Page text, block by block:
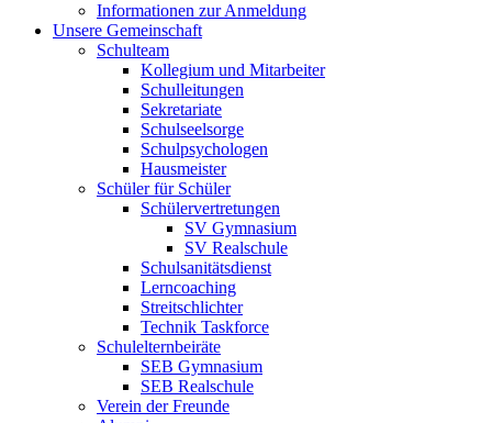
Informationen zur Anmeldung
Unsere Gemeinschaft
Schulteam
Kollegium und Mitarbeiter
Schulleitungen
Sekretariate
Schulseelsorge
Schulpsychologen
Hausmeister
Schüler für Schüler
Schülervertretungen
SV Gymnasium
SV Realschule
Schulsanitätsdienst
Lerncoaching
Streitschlichter
Technik Taskforce
Schulelternbeiräte
SEB Gymnasium
SEB Realschule
Verein der Freunde